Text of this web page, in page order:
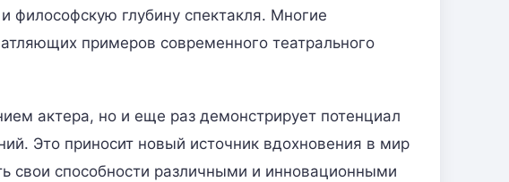
философскую глубину спектакля. Многие
примеров современного театрального
актера, но и еще раз демонстрирует потенциал
Это приносит новый источник вдохновения в мир
свои способности различными и инновационными